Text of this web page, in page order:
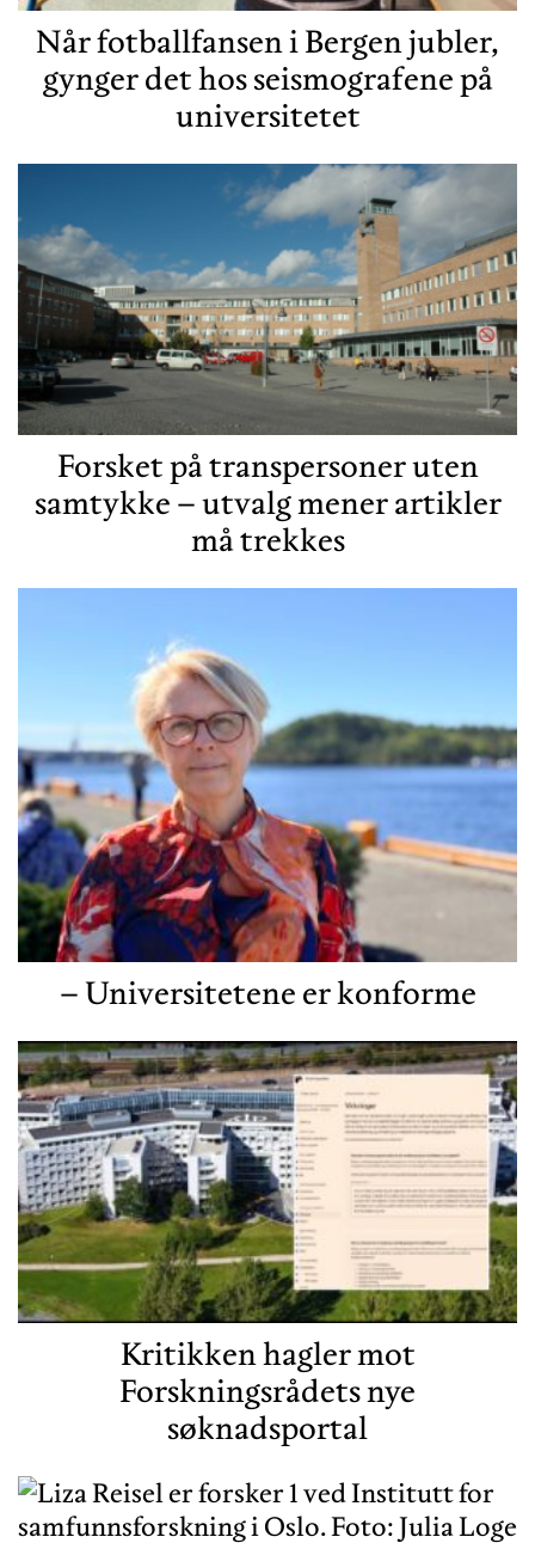
Når fotballfansen i Bergen jubler,
gynger det hos seismografene på
universitetet
Forsket på transpersoner uten
samtykke – utvalg mener artikler
må trekkes
– Universitetene er konforme
Kritikken hagler mot
Forskningsrådets nye
søknadsportal